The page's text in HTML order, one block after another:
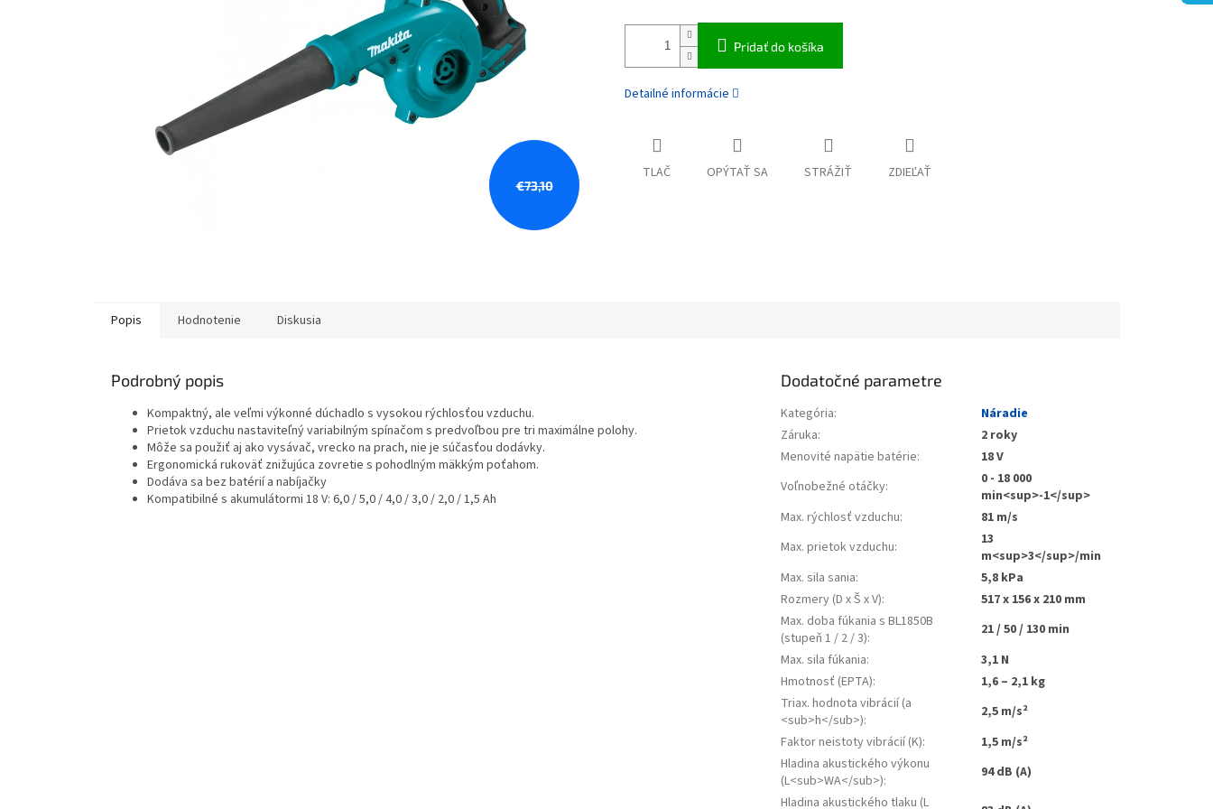
€73,10
Pridať do košíka
Detailné informácie
TLAČ OPÝTAŤ SA STRÁŽIŤ ZDIEĽAŤ
Popis Hodnotenie Diskusia
Podrobný popis
Kompaktný, ale veľmi výkonné dúchadlo s vysokou rýchlosťou vzduchu.
Prietok vzduchu nastaviteľný variabilným spínačom s predvoľbou pre tri maximálne polohy.
Môže sa použiť aj ako vysávač, vrecko na prach, nie je súčasťou dodávky.
Ergonomická rukoväť znižujúca zovretie s pohodlným mäkkým poťahom.
Dodáva sa bez batérií a nabíjačky
Kompatibilné s akumulátormi 18 V: 6,0 / 5,0 / 4,0 / 3,0 / 2,0 / 1,5 Ah
Dodatočné parametre
Kategória:
Náradie
Záruka:
2 roky
Menovité napätie batérie:
18 V
Voľnobežné otáčky:
0 - 18 000
min<sup>-1</sup>
Max. rýchlosť vzduchu:
81 m/s
Max. prietok vzduchu:
13
m<sup>3</sup>/min
Max. sila sania:
5,8 kPa
Rozmery (D x Š x V):
517 x 156 x 210 mm
Max. doba fúkania s BL1850B
(stupeň 1 / 2 / 3):
21 / 50 / 130 min
Max. sila fúkania:
3,1 N
Hmotnosť (EPTA):
1,6 – 2,1 kg
Triax. hodnota vibrácií (a
<sub>h</sub>):
2,5 m/s²
Faktor neistoty vibrácií (K):
1,5 m/s²
Hladina akustického výkonu
(L<sub>WA</sub>):
94 dB (A)
Hladina akustického tlaku (L